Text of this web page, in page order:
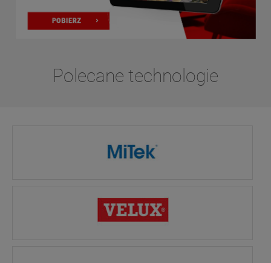
Polecane technologie